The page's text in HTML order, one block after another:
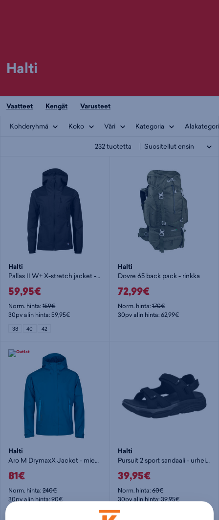
Halti
Vaatteet Kengät Varusteet
Kohderyhmä Koko Väri Kategoria
232tuotetta
Halti
Pallas II W+ X-stretch jacket - naisten stretch-takki
59,95€
Norm. hinta:159€
30pv alin hinta: 59,95€
38 40 42
Halti
Dovre 65 back pack - rinkka
72,99€
Norm. hinta:170€
30pv alin hinta: 62,99€
Halti
Aro M DrymaxX Jacket - miesten kuoritakki
81€
Norm. hinta:240€
30pv alin hinta: 90€
Halti
Pursuit 2 sport sandaali - urheilusandaalit
39,95€
Norm. hinta:60€
30pv alin hinta: 39,95€